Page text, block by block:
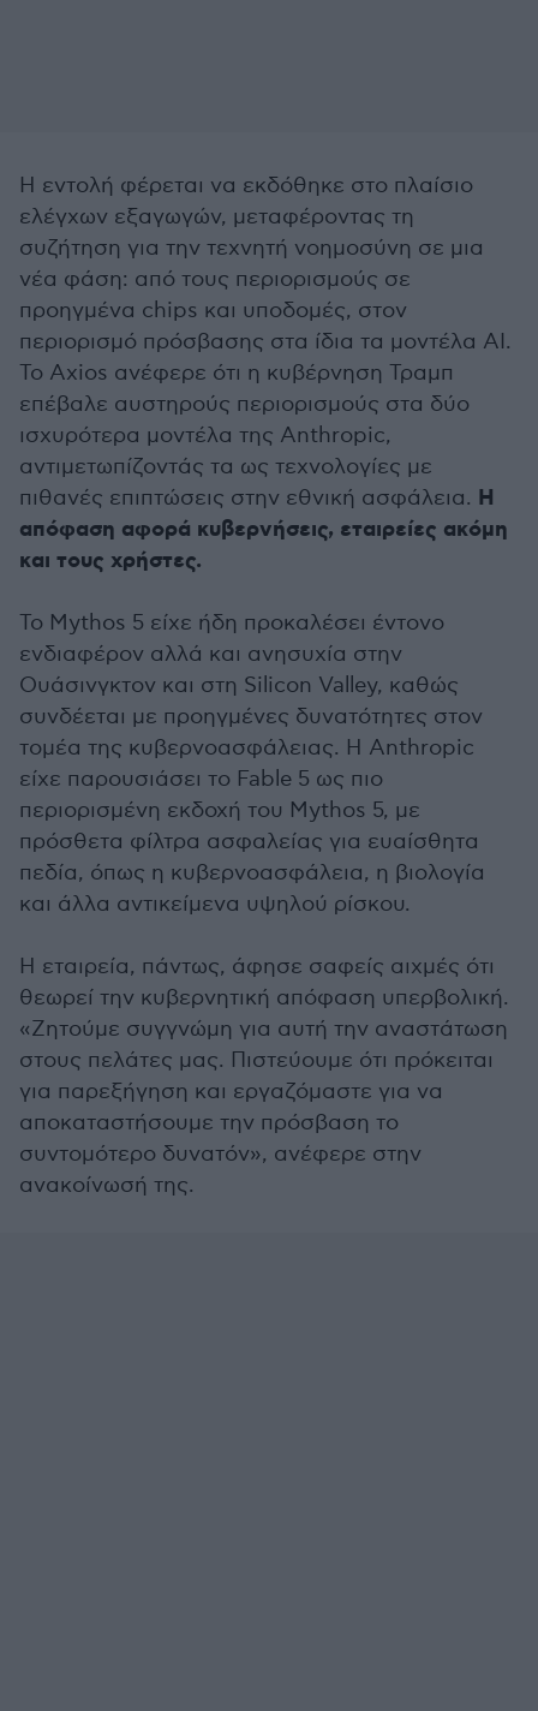
Η εντολή φέρεται να εκδόθηκε στο πλαίσιο
ελέγχων εξαγωγών, μεταφέροντας τη
συζήτηση για την τεχνητή νοημοσύνη σε μια
νέα φάση: από τους περιορισμούς σε
προηγμένα chips και υποδομές, στον
περιορισμό πρόσβασης στα ίδια τα μοντέλα AI.
Το Axios ανέφερε ότι η κυβέρνηση Τραμπ
επέβαλε αυστηρούς περιορισμούς στα δύο
ισχυρότερα μοντέλα της Anthropic,
αντιμετωπίζοντάς τα ως τεχνολογίες με
πιθανές επιπτώσεις στην εθνική ασφάλεια. Η
απόφαση αφορά κυβερνήσεις, εταιρείες ακόμη
και τους χρήστες.
Το Mythos 5 είχε ήδη προκαλέσει έντονο
ενδιαφέρον αλλά και ανησυχία στην
Ουάσινγκτον και στη Silicon Valley, καθώς
συνδέεται με προηγμένες δυνατότητες στον
τομέα της κυβερνοασφάλειας. Η Anthropic
είχε παρουσιάσει το Fable 5 ως πιο
περιορισμένη εκδοχή του Mythos 5, με
πρόσθετα φίλτρα ασφαλείας για ευαίσθητα
πεδία, όπως η κυβερνοασφάλεια, η βιολογία
και άλλα αντικείμενα υψηλού ρίσκου.
Η εταιρεία, πάντως, άφησε σαφείς αιχμές ότι
θεωρεί την κυβερνητική απόφαση υπερβολική.
«Ζητούμε συγγνώμη για αυτή την αναστάτωση
στους πελάτες μας. Πιστεύουμε ότι πρόκειται
για παρεξήγηση και εργαζόμαστε για να
αποκαταστήσουμε την πρόσβαση το
συντομότερο δυνατόν», ανέφερε στην
ανακοίνωσή της.